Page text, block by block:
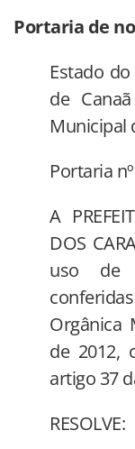
Portaria de
Estado
de
Municipal
Portaria
A
DOS
uso de
conferidas
Orgânica
de 2012,
artigo 37
RESOLVE: